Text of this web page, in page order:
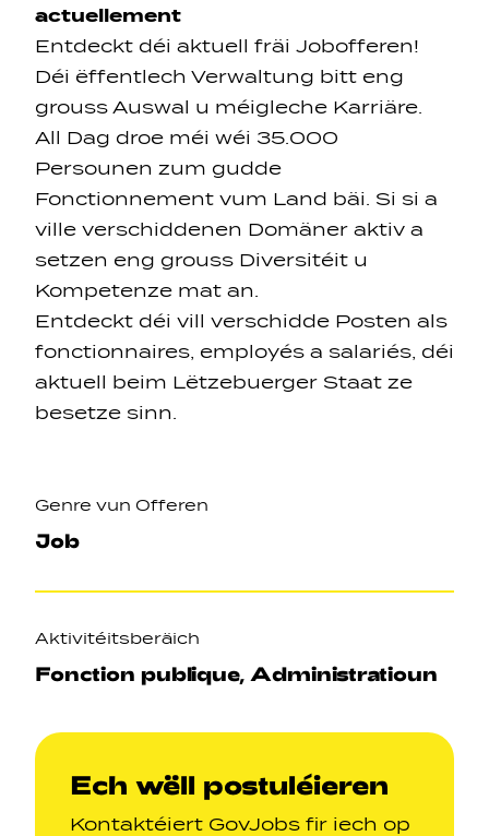
Navigation secondarie
Navigation pied de page
actuellement
Entdeckt déi aktuell fräi Jobofferen!
Déi ëffentlech Verwaltung bitt eng
grouss Auswal u méigleche Karriäre.
All Dag droe méi wéi 35.000
Persounen zum gudde
Fonctionnement vum Land bäi. Si si a
ville verschiddenen Domäner aktiv a
setzen eng grouss Diversitéit u
Kompetenze mat an.
Entdeckt déi vill verschidde Posten als
fonctionnaires, employés a salariés, déi
aktuell beim Lëtzebuerger Staat ze
besetze sinn.
Genre vun Offeren
Job
Aktivitéitsberäich
Fonction publique, Administratioun
Ech wëll postuléieren
Kontaktéiert GovJobs fir iech op